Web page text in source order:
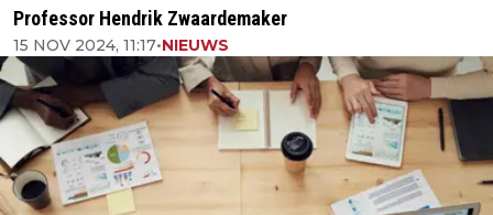
Professor Hendrik Zwaardemaker
15 NOV 2024, 11:17•NIEUWS